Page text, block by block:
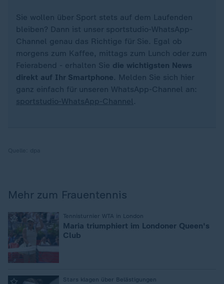
Sie wollen über Sport stets auf dem Laufenden
bleiben? Dann ist unser sportstudio-WhatsApp-
Channel genau das Richtige für Sie. Egal ob
morgens zum Kaffee, mittags zum Lunch oder zum
Feierabend - erhalten Sie die wichtigsten News
direkt auf Ihr Smartphone. Melden Sie sich hier
ganz einfach für unseren WhatsApp-Channel an:
sportstudio-WhatsApp-Channel.
Mehr zum Frauentennis
Tennisturnier WTA in London
Maria triumphiert im Londoner Queen's
Club
Stars klagen über Belästigungen